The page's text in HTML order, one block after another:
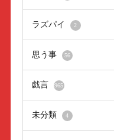
ラズパイ 2
思う事 56
戯言 965
未分類 4